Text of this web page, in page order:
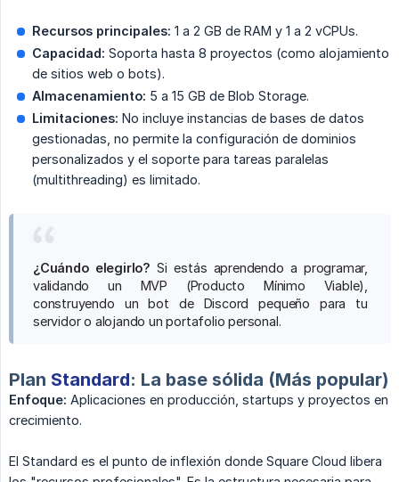
Recursos principales: 1 a 2 GB de RAM y 1 a 2 vCPUs.
Capacidad: Soporta hasta 8 proyectos (como alojamiento
de sitios web o bots).
Almacenamiento: 5 a 15 GB de Blob Storage.
Limitaciones: No incluye instancias de bases de datos
gestionadas, no permite la configuración de dominios
personalizados y el soporte para tareas paralelas
(multithreading) es limitado.
¿Cuándo elegirlo? Si estás aprendendo a programar,
validando un MVP (Producto Mínimo Viable),
construyendo un bot de Discord pequeño para tu
servidor o alojando un portafolio personal.
Plan Standard: La base sólida (Más popular)
Enfoque: Aplicaciones en producción, startups y proyectos en
crecimiento.
El Standard es el punto de inflexión donde Square Cloud libera